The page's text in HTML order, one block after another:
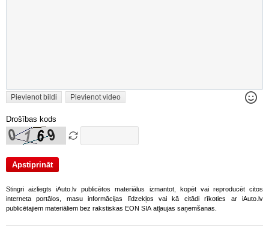
Pievienot bildi Pievienot video
Drošības kods
Stingri aizliegts iAuto.lv publicētos materiālus izmantot, kopēt vai reproducēt citos
interneta portālos, masu informācijas līdzekļos vai kā citādi rīkoties ar iAuto.lv
publicētajiem materiāliem bez rakstiskas EON SIA atļaujas saņemšanas.